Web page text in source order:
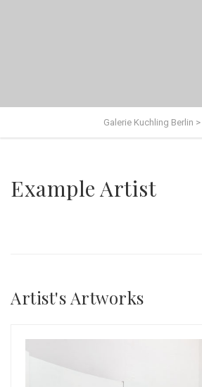
Galerie Kuchling Berlin >
Example Artist
Artist's Artworks